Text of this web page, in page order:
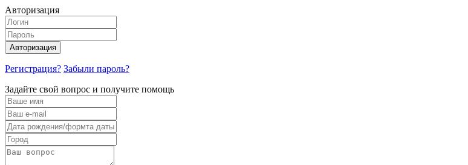
Авторизация
Авторизация
Регистрация? Забыли пароль?
Задайте свой вопрос и получите помощь